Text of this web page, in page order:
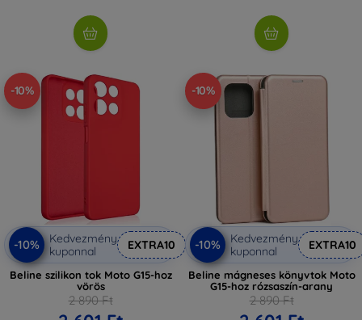
-10%
-10%
Kedvezmény
kuponnal
EXTRA10
Beline szilikon tok Moto G15-hoz
vörös
2 890 Ft
-10%
-10%
Kedvezmény
kuponnal
EXTRA10
Beline mágneses könyvtok Moto
G15-hoz rózsaszín-arany
2 890 Ft